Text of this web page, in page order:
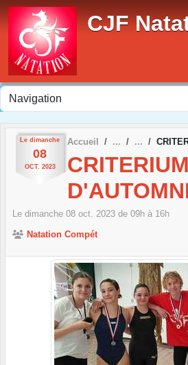
CJF
Le dimanche
08
OCT. 2023
Accueil
CRITERIUM
Le dimanche 08 oct. 2023 de 09h à 16h
Natation Compét
Panneau de gestion des cookies